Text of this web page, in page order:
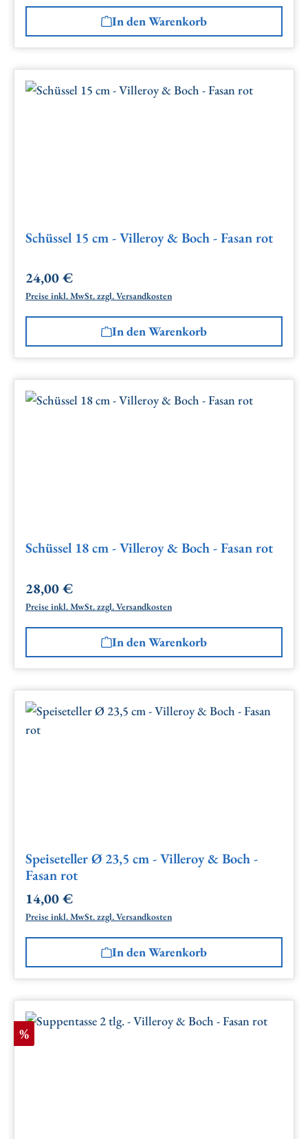
In den Warenkorb
Schüssel 15 cm - Villeroy & Boch - Fasan rot
Regulärer Preis:
24,00 €
Preise inkl. MwSt. zzgl. Versandkosten
In den Warenkorb
Schüssel 18 cm - Villeroy & Boch - Fasan rot
Regulärer Preis:
28,00 €
Preise inkl. MwSt. zzgl. Versandkosten
In den Warenkorb
Speiseteller Ø 23,5 cm - Villeroy & Boch -
Fasan rot
Regulärer Preis:
14,00 €
Preise inkl. MwSt. zzgl. Versandkosten
In den Warenkorb
Rabatt
%